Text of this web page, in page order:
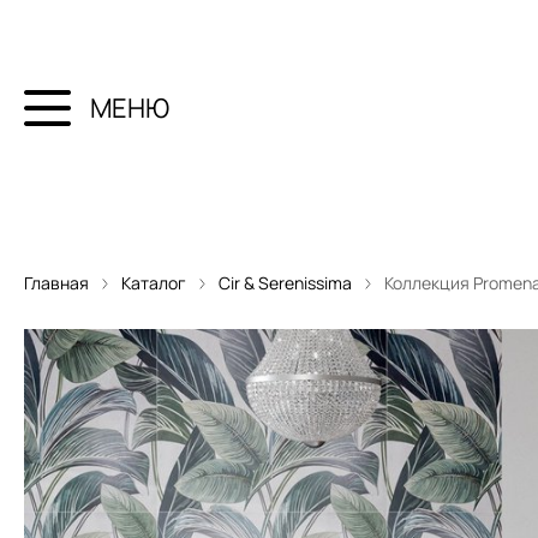
МЕНЮ
Главная Каталог Cir & Serenissima Коллекция